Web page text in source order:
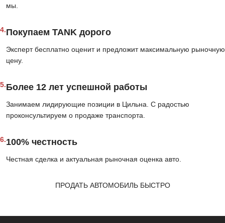
мы.
4.Покупаем TANK дорого
Эксперт бесплатно оценит и предложит максимальную рыночную
цену.
5.Более 12 лет успешной работы
Занимаем лидирующие позиции в Цильна. С радостью
проконсультируем о продаже транспорта.
6.100% честность
Честная сделка и актуальная рыночная оценка авто.
ПРОДАТЬ АВТОМОБИЛЬ БЫСТРО